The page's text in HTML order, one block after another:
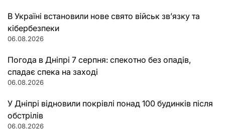
В Україні встановили нове свято військ зв’язку та
кібербезпеки
06.08.2026
Погода в Дніпрі 7 серпня: спекотно без опадів,
спадає спека на заході
06.08.2026
У Дніпрі відновили покрівлі понад 100 будинків після
обстрілів
06.08.2026